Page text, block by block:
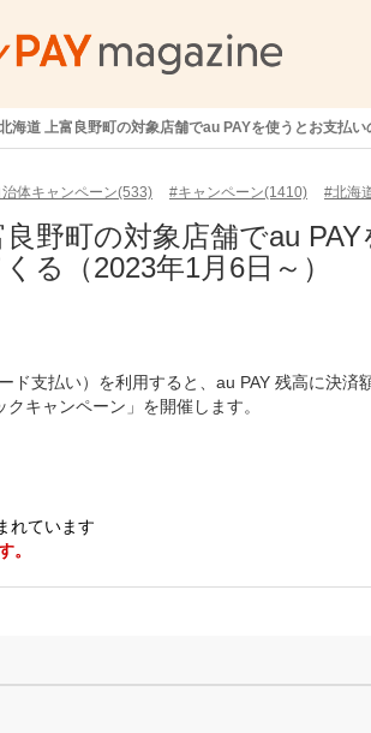
海道 上富良野町の対象店舗でau PAYを使うとお支払
体キャンペーン(533) #キャンペーン(1410) #北海
野町の対象店舗でau PAY
る（2023年1月6日～）
ド支払い）を利用すると、au PAY 残高に決済
キャンペーン」を開催します。
れています
。